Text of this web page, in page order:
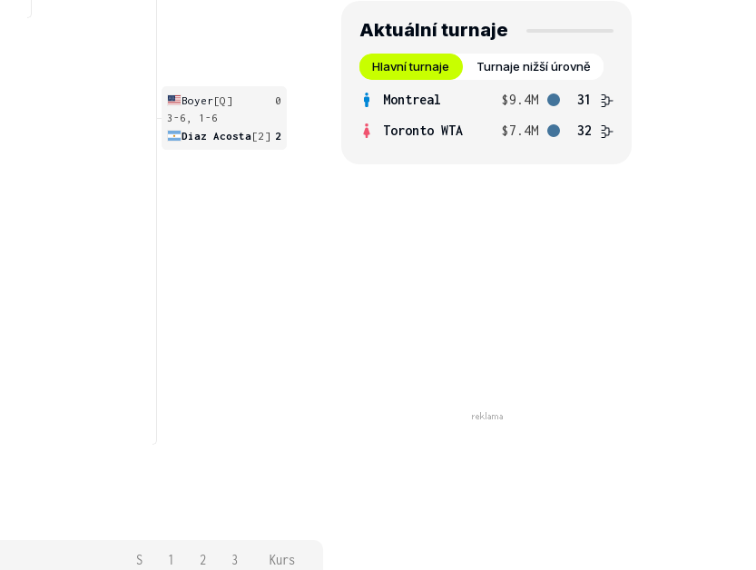
Boyer[Q]
0
3-6, 1-6
Diaz Acosta[2] 2
S 1 2 3 Kurs
Aktuální turnaje
Hlavní turnaje Turnaje nižší úrovně
Montreal $9.4M
31
Toronto WTA
$7.4M 32